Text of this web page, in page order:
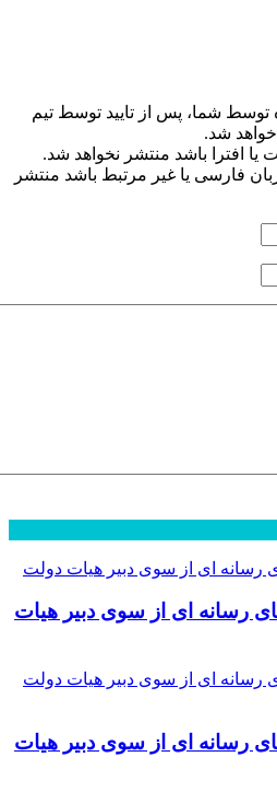
توسط شما، پس از تایید توسط تیم
شد.
یا افترا باشد منتشر نخواهد شد.
فارسی یا غیر مرتبط باشد منتشر
رسانه ای از سوی دبیر هیات
رسانه ای از سوی دبیر هیات